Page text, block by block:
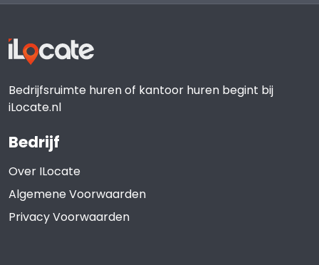
Bedrijfsruimte huren of kantoor huren begint bij
iLocate.nl
Bedrijf
Over ILocate
Algemene Voorwaarden
Privacy Voorwaarden